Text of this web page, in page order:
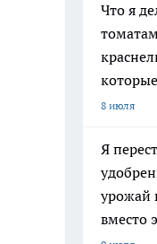
Что я
8 июля
Я
урожай
вместо